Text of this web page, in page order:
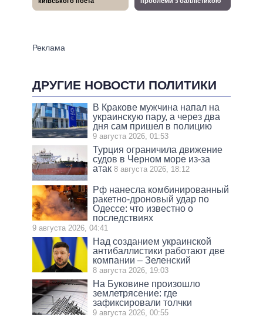
ДРУГИЕ НОВОСТИ ПОЛИТИКИ
В Кракове мужчина напал на
украинскую пару, а через два
дня сам пришел в полицию
9 августа 2026, 01:53
Турция ограничила движение
судов в Черном море из-за
атак 8 августа 2026, 18:12
Рф нанесла комбинированный
ракетно-дроновый удар по
Одессе: что известно о
последствиях
9 августа 2026, 04:41
Над созданием украинской
антибаллистики работают две
компании – Зеленский
8 августа 2026, 19:03
На Буковине произошло
землетрясение: где
зафиксировали толчки
9 августа 2026, 00:55